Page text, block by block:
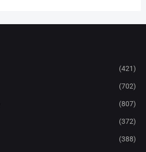
(421)
(702)
(807)
(372)
(388)